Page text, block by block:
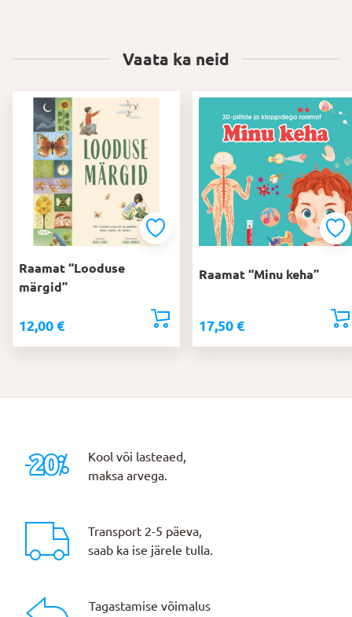
Vaata ka neid
Raamat “Looduse
märgid”
12,00 €
Raamat “Minu keha”
17,50 €
Kool või lasteaed,
maksa arvega.
Transport 2-5 päeva,
saab ka ise järele tulla.
Tagastamise võimalus